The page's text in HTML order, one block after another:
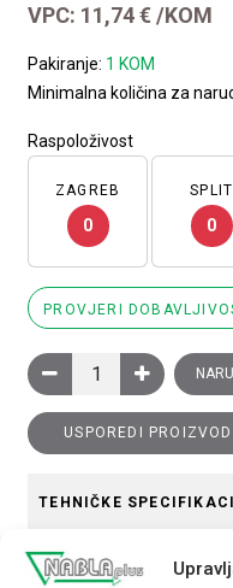
VPC: 11,74€ /KOM
Pakiranje: 1 KOM
Minimalna količina za
Raspoloživost
ZAGREB
0
SPLIT
0
PROVJERI
Glava zelene
USPOREDI PROIZVOD
TEHNIČKE
Boja